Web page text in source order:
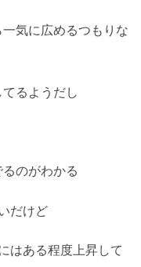
気に広めるつもりな
るようだし
のがわかる
だけど
はある程度上昇して